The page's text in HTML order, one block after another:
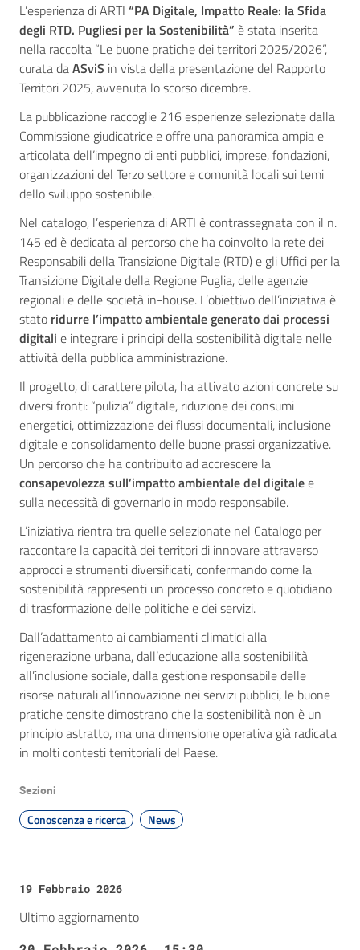
L’esperienza di ARTI “PA Digitale, Impatto Reale: la Sfida
degli RTD. Pugliesi per la Sostenibilità” è stata inserita
nella raccolta “Le buone pratiche dei territori 2025/2026”,
curata daASviS in vista della presentazione del Rapporto
Territori 2025, avvenuta lo scorso dicembre.
La pubblicazione raccoglie 216 esperienze selezionate dalla
Commissione giudicatrice e offre una panoramica ampia e
articolata dell’impegno di enti pubblici, imprese, fondazioni,
organizzazioni del Terzo settore e comunità locali sui temi
dello sviluppo sostenibile.
Nel catalogo, l’esperienza di ARTI è contrassegnata con il n.
145 ed è dedicata al percorso che ha coinvolto la rete dei
Responsabili della Transizione Digitale (RTD) e gli Uffici per la
Transizione Digitale della Regione Puglia, delle agenzie
regionali e delle società in-house. L’obiettivo dell’iniziativa è
stato ridurre l’impatto ambientale generato dai processi
digitali e integrare i principi della sostenibilità digitale nelle
attività della pubblica amministrazione.
Il progetto, di carattere pilota, ha attivato azioni concrete su
diversi fronti: “pulizia” digitale, riduzione dei consumi
energetici, ottimizzazione dei flussi documentali, inclusione
digitale e consolidamento delle buone prassi organizzative.
Un percorso che ha contribuito ad accrescere la
consapevolezza sull’impatto ambientale del digitalee
sulla necessità di governarlo in modo responsabile.
L’iniziativa rientra tra quelle selezionate nel Catalogo per
raccontare la capacità dei territori di innovare attraverso
approcci e strumenti diversificati, confermando come la
sostenibilità rappresenti un processo concreto e quotidiano
di trasformazione delle politiche e dei servizi.
Dall’adattamento ai cambiamenti climatici alla
rigenerazione urbana, dall’educazione alla sostenibilità
all’inclusione sociale, dalla gestione responsabile delle
risorse naturali all’innovazione nei servizi pubblici, le buone
pratiche censite dimostrano che la sostenibilità non è un
principio astratto, ma una dimensione operativa già radicata
in molti contesti territoriali del Paese.
Sezioni
Conoscenza e ricerca News
19 Febbraio 2026
Ultimo aggiornamento